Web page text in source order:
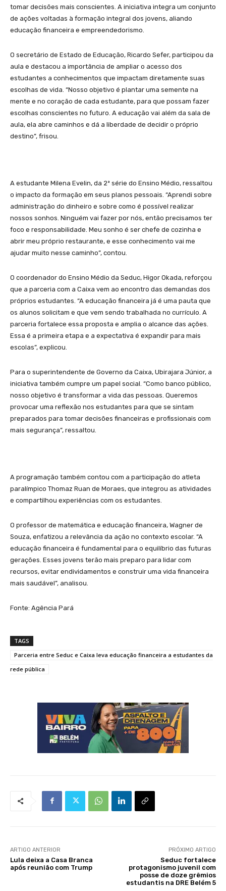
tomar decisões mais conscientes. A iniciativa integra um conjunto
de ações voltadas à formação integral dos jovens, aliando
educação financeira e empreendedorismo.
O secretário de Estado de Educação, Ricardo Sefer, participou da
aula e destacou a importância de ampliar o acesso dos
estudantes a conhecimentos que impactam diretamente suas
escolhas de vida. “Nosso objetivo é plantar uma semente na
mente e no coração de cada estudante, para que possam fazer
escolhas conscientes no futuro. A educação vai além da sala de
aula, ela abre caminhos e dá a liberdade de decidir o próprio
destino”, frisou.
A estudante Milena Evelin, da 2ª série do Ensino Médio, ressaltou
o impacto da formação em seus planos pessoais. “Aprendi sobre
administração do dinheiro e sobre como é possível realizar
nossos sonhos. Ninguém vai fazer por nós, então precisamos ter
foco e responsabilidade. Meu sonho é ser chefe de cozinha e
abrir meu próprio restaurante, e esse conhecimento vai me
ajudar muito nesse caminho”, contou.
O coordenador do Ensino Médio da Seduc, Higor Okada, reforçou
que a parceria com a Caixa vem ao encontro das demandas dos
próprios estudantes. “A educação financeira já é uma pauta que
os alunos solicitam e que vem sendo trabalhada no currículo. A
parceria fortalece essa proposta e amplia o alcance das ações.
Essa é a primeira etapa e a expectativa é expandir para mais
escolas”, explicou.
Para o superintendente de Governo da Caixa, Ubirajara Júnior, a
iniciativa também cumpre um papel social. “Como banco público,
nosso objetivo é transformar a vida das pessoas. Queremos
provocar uma reflexão nos estudantes para que se sintam
preparados para tomar decisões financeiras e profissionais com
mais segurança”, ressaltou.
A programação também contou com a participação do atleta
paralímpico Thomaz Ruan de Moraes, que integrou as atividades
e compartilhou experiências com os estudantes.
O professor de matemática e educação financeira, Wagner de
Souza, enfatizou a relevância da ação no contexto escolar. “A
educação financeira é fundamental para o equilíbrio das futuras
gerações. Esses jovens terão mais preparo para lidar com
recursos, evitar endividamentos e construir uma vida financeira
mais saudável”, analisou.
Fonte: Agência Pará
TAGS
Parceria entre Seduc e Caixa leva educação financeira a estudantes da
rede pública
ARTIGO ANTERIOR
Lula deixa a Casa Branca
após reunião com Trump
PRÓXIMO ARTIGO
Seduc fortalece
protagonismo juvenil com
posse de doze grêmios
estudantis na DRE Belém 5